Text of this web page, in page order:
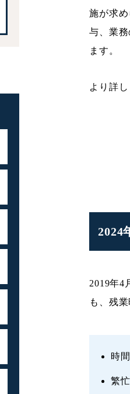
施が求
与、業
ます。
より詳
2024
2019年4
も、残
時
繁